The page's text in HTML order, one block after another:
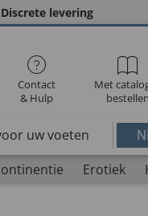
levering
Contact
& Hulp
Met
bestellen
uw voeten
Erotiek